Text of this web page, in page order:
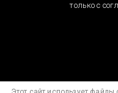
только с